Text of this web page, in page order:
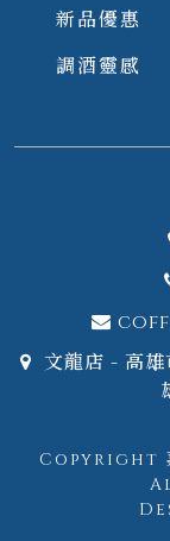
新品優惠
調酒靈感
文龍店 - 高
Copyright